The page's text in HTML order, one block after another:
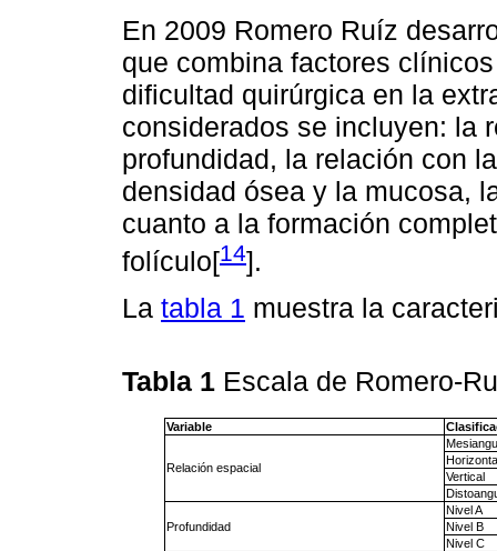
En 2009 Romero Ruíz
que combina factores
dificultad quirúrgica en la
considerados se incluyen: la
profundidad, la relación con
densidad ósea y la mucosa,
cuanto a la formación
folículo[14].
La tabla 1 muestra la
Tabla 1 Escala de Romero-
Variable
Relación espacial
Vertical
Profundidad
Nivel A
Nivel B
Nivel C